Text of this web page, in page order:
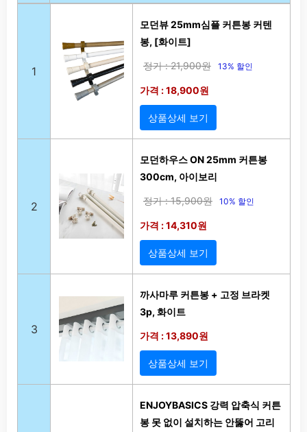
1
모던뷰 25mm심플 커튼봉 커텐
봉, [화이트]
정가 : 21,900원 13% 할인
가격 : 18,900원
상품상세 보기
2
모던하우스 ON 25mm 커튼봉
300cm, 아이보리
정가 : 15,900원 10% 할인
가격 : 14,310원
상품상세 보기
3
까사마루 커튼봉 + 고정 브라켓
3p, 화이트
가격 : 13,890원
상품상세 보기
ENJOYBASICS 강력 압축식 커튼
봉 못 없이 설치하는 안뚫어 고리